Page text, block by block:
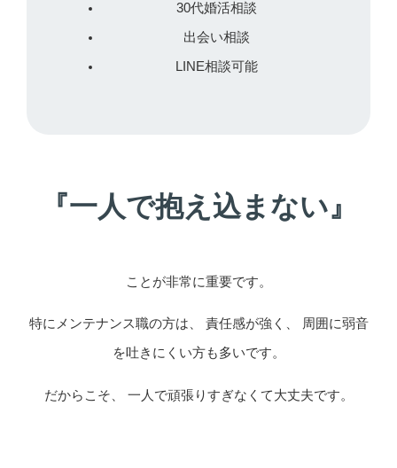
30代婚活相談
出会い相談
LINE相談可能
『一人で抱え込まない』
ことが非常に重要です。
特にメンテナンス職の方は、 責任感が強く、 周囲に弱音
を吐きにくい方も多いです。
だからこそ、 一人で頑張りすぎなくて大丈夫です。